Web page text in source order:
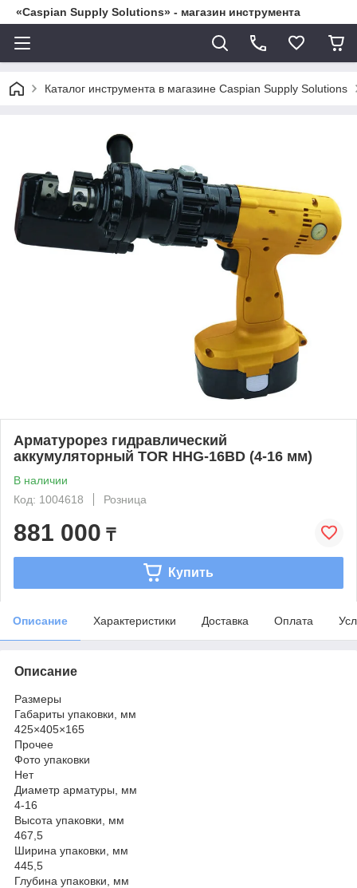
«Caspian Supply Solutions» - магазин инструмента
Каталог инструмента в магазине Caspian Supply Solutions
Арматурорез гидравлический
аккумуляторный TOR HHG-16BD (4-16 мм)
В наличии
Код: 1004618
Розница
881 000 ₸
Купить
Описание Характеристики Доставка Оплата
Описание
Размеры
Габариты упаковки, мм
425×405×165
Прочее
Фото упаковки
Нет
Диаметр арматуры, мм
4-16
Высота упаковки, мм
467,5
Ширина упаковки, мм
445,5
Глубина упаковки, мм